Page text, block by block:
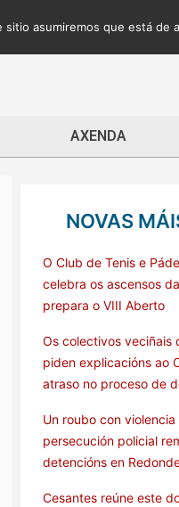
AXENDA
NOVAS
O Club de Tenis e
celebra os ascensos
prepara o VIII Aberto
Os colectivos veciñais
piden explicacións ao
atraso no proceso de
Un roubo con violencia
persecución policial
detencións en
Cesantes reúne este
asumiremos que está de